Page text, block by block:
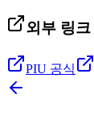
외부 링크
PIU 공식